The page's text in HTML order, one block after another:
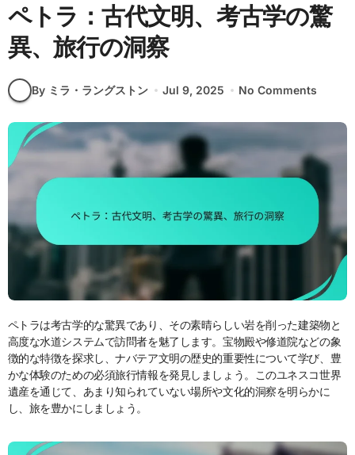
ペトラ：古代文明、考古学の驚
異、旅行の洞察
By ミラ・ラングストン Jul 9, 2025 No Comments
ペトラは考古学的な驚異であり、その素晴らしい岩を削った建築物と
高度な水道システムで訪問者を魅了します。宝物殿や修道院などの象
徴的な特徴を探求し、ナバテア文明の歴史的重要性について学び、豊
かな体験のための必須旅行情報を発見しましょう。このユネスコ世界
遺産を通じて、あまり知られていない場所や文化的洞察を明らかに
し、旅を豊かにしましょう。